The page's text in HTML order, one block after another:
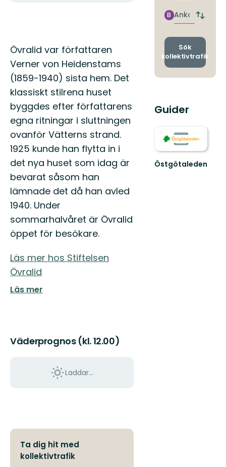
Beskrivning
Övralid var författaren
Verner von Heidenstams
(1859-1940) sista hem. Det
klassiskt stilrena huset
byggdes efter författarens
egna ritningar i sluttningen
ovanför Vätterns strand.
1925 kunde han flytta in i
det nya huset som idag är
bevarat såsom han
lämnade det då han avled
1940. Under
sommarhalvåret är Övralid
öppet för besökare.
Läs mer hos Stiftelsen
Övralid
Läs mer
Väderprognos (kl. 12.00)
Laddar...
Ta dig hit med
kollektivtrafik
Ankomst
B
Byt
och
Sök
kollektivtrafik
Guider
Östgötaleden